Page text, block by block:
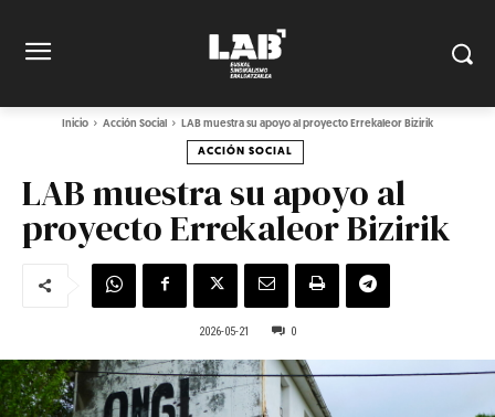
Inicio Acción Social LAB muestra su apoyo al proyecto Errekaleor Bizirik
ACCIÓN SOCIAL
LAB muestra su apoyo al
proyecto Errekaleor Bizirik
2026-05-21 0